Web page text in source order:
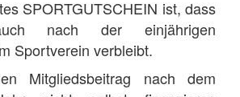
SPORTGUTSCHEIN ist, dass
nach der einjährigen
Sportverein verbleibt.
Mitgliedsbeitrag nach dem